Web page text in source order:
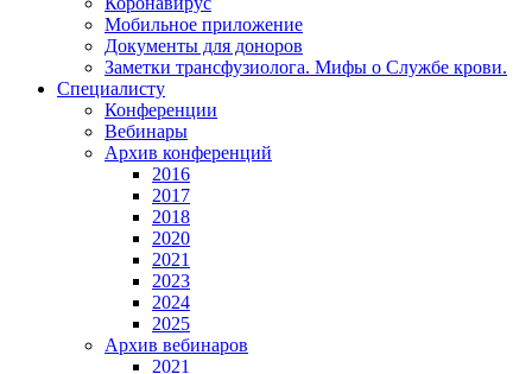
Мобильное приложение
Документы для доноров
Заметки трансфузиолога. Мифы о Службе крови.
Специалисту
Конференции
Вебинары
Архив конференций
2016
2017
2018
2020
2021
2023
2024
2025
Архив вебинаров
2021